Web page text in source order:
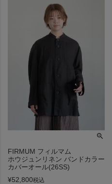
FIRMUM フィルマム
ホウジュンリネン バンドカラー
カバーオール(26SS)
¥52,800税込